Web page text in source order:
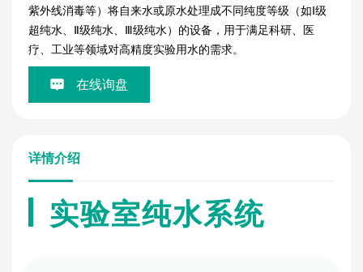
紫外线消毒等）将自来水或原水处理成不同纯度等级（如Ⅰ级
超纯水、Ⅱ级纯水、Ⅲ级纯水）的设备，用于满足科研、医
疗、工业等领域对高精度实验用水的需求。
在线询盘
详情介绍
实验室纯水系统